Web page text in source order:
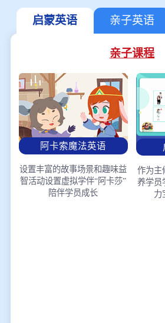
启蒙英语 亲子英语
亲子课程
阿卡索魔法英语
设置丰富的故事场景和趣味益
智活动设置虚拟学伴“阿卡莎”
陪伴学员成长
作为主
养学员
力